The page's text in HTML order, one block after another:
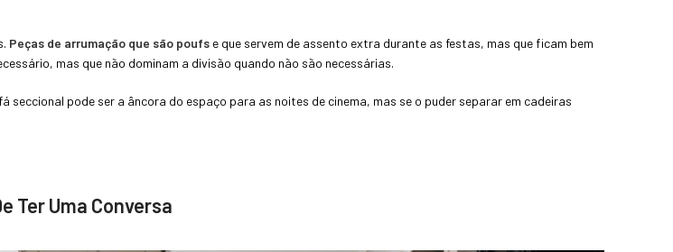
Peças de arrumação que são poufs e que servem de assento extra durante as festas, mas que ficam bem
mas que não dominam a divisão quando não são necessárias.
pode ser a âncora do espaço para as noites de cinema, mas se o puder separar em cadeiras
Ter Uma Conversa